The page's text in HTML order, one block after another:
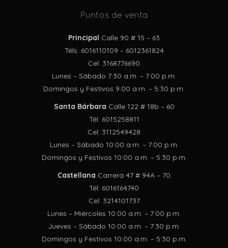
Puntos de venta
Principal Calle 90 # 15 – 63
Téls: 6016110109 – 6012361824
Cel: 3168776690
Lunes – Sábado 7:30 a.m. – 7:00 p.m.
Domingos y Festivos 9:00 a.m. – 5:30 p.m.
Santa Bárbara Calle 122 # 18b – 60
Tél: 6015258811
Cel: 3112549428
Lunes – Sábado 10:00 a.m. – 7:00 p.m.
Domingos y Festivos 10:00 a.m. – 5:30 p.m.
Castellana Carrera 47 # 94A – 70
Tél: 6016164740
Cel: 3214101737
Lunes – Miércoles 10:00 a.m. – 7:00 p.m.
Jueves – Sábado 10:00 a.m. – 7:30 p.m.
Domingos y Festivos 10:00 a.m. – 5:30 p.m.